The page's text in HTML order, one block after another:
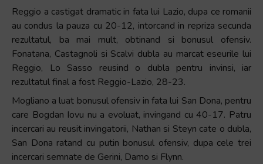
Reggio a castigat dramatic in fata lui Lazio, dupa ce romanii
au condus la pauza cu 20-12, intorcand in repriza secunda
rezultatul, ba mai mult, obtinand si bonusul ofensiv.
Fonatana, Castagnoli si Scalvi dubla au marcat eseurile lui
Reggio, Lo Sasso reusind o dubla pentru invinsi, iar
rezultatul final a fost Reggio-Lazio, 28-23.
Mogliano a luat bonusul ofensiv in fata lui San Dona, pentru
care Bogdan Iovu nu a evoluat, invingand cu 40-17. Patru
incercari au reusit invingatorii, Nathan si Steyn cate o dubla,
San Dona ratand cu putin bonusul ofensiv, dupa cele trei
incercari semnate de Gerini, Damo si Flynn.